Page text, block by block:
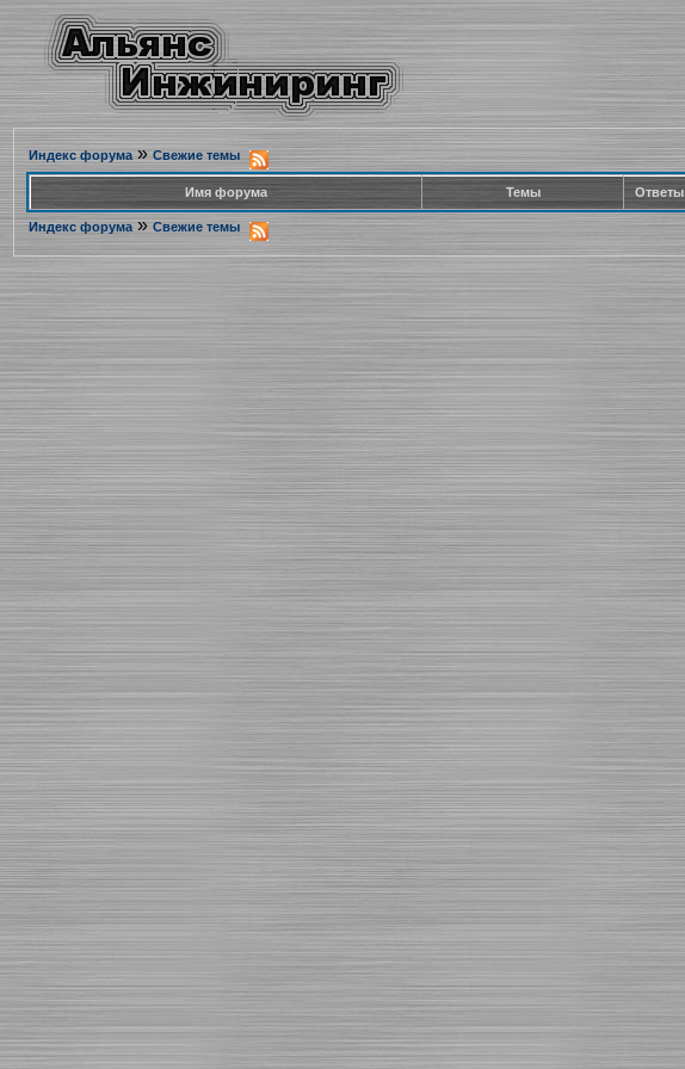
Индекс форума» Свежие темы
Имя форума Темы Ответы
Индекс форума » Свежие темы